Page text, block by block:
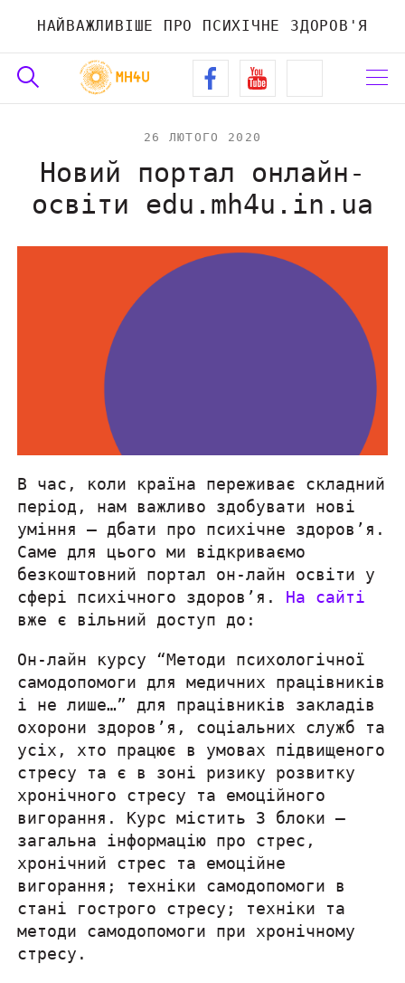
НАЙВАЖЛИВІШЕ ПРО ПСИХІЧНЕ ЗДОРОВ'Я
26 ЛЮТОГО 2020
Новий портал онлайн-
освіти edu.mh4u.in.ua
В час, коли країна переживає складний
період, нам важливо здобувати нові
уміння – дбати про психічне здоров’я.
Саме для цього ми відкриваємо
безкоштовний портал он-лайн освіти у
сфері психічного здоров’я. На сайті
вже є вільний доступ до:
Он-лайн курсу “Методи психологічної
самодопомоги для медичних працівників
і не лише…” для працівників закладів
охорони здоров’я, соціальних служб та
усіх, хто працює в умовах підвищеного
стресу та є в зоні ризику розвитку
хронічного стресу та емоційного
вигорання. Курс містить 3 блоки –
загальна інформацію про стрес,
хронічний стрес та емоційне
вигорання; техніки самодопомоги в
стані гострого стресу; техніки та
методи самодопомоги при хронічному
стресу.